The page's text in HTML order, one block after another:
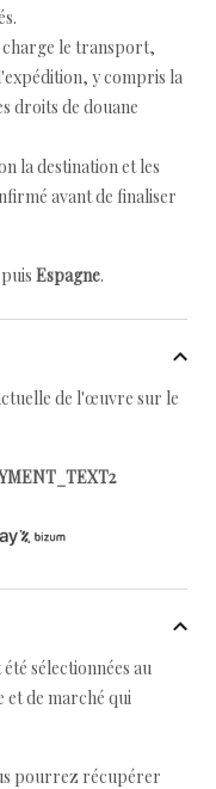
charge le transport,
y compris la
droits de douane
la destination et les
avant de finaliser
Espagne.
de l'œuvre sur le
sélectionnées au
et de marché qui
pourrez récupérer